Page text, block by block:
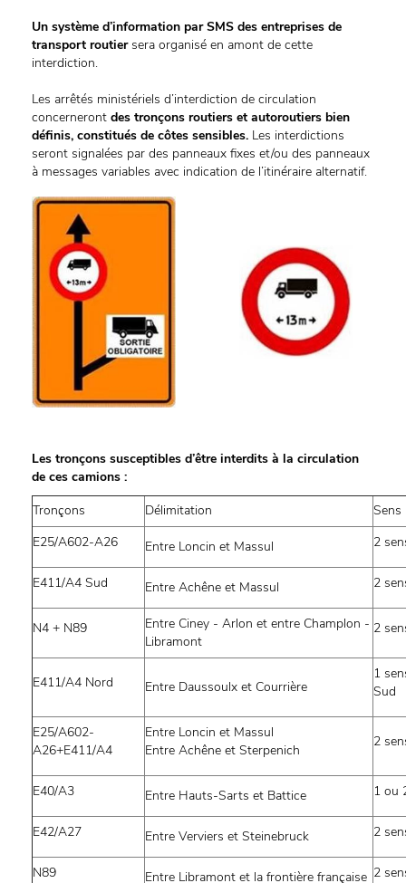
Un système d’information par SMS des entreprises de
transport routiersera organisé en amont de cette
interdiction.
Les arrêtés ministériels d’interdiction de circulation
concerneront des tronçons routiers et autoroutiers bien
définis, constitués de côtes sensibles. Les interdictions
seront signalées par des panneaux fixes et/ou des panneaux
à messages variables avec indication de l’itinéraire alternatif.
Les tronçons susceptibles d’être interdits à la circulation
de ces camions :
Tronçons
Délimitation
Sens
E25/A602-A26
Entre Loncin et Massul 2
E411/A4 Sud Entre Achêne et Massul 2
N4 + N89
Entre Ciney - Arlon et entre Champlon -
Libramont
2
E411/A4 Nord Entre Daussoulx et Courrière
1
Sud
E25/A602-
A26+E411/A4
Entre Loncin et Massul
Entre Achêne et Sterpenich
2
E40/A3 Entre Hauts-Sarts et Battice 1 ou
E42/A27 Entre Verviers et Steinebruck 2
N89 Entre Libramont et la frontière française 2